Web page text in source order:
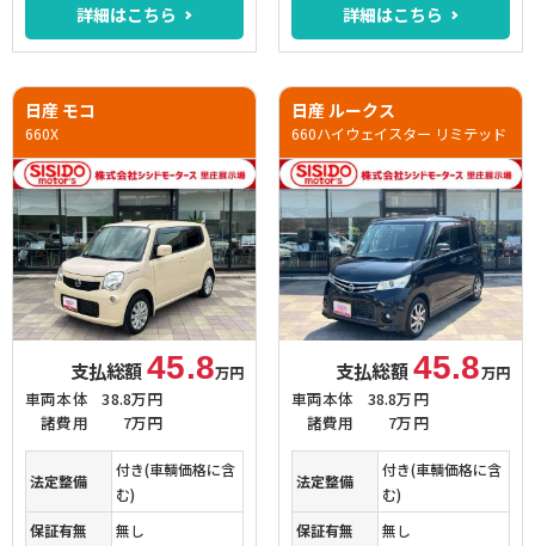
詳細はこちら 詳細はこちら
日産 モコ
660X
支払総額45.8万円
車両本体
38.8万円
諸費用
7万円
法定整備
付き(車輌価格に含
む)
保証有無
無し
日産 ルークス
660ハイウェイスター リミテッド
支払総額45.8万円
車両本体
38.8万円
諸費用
7万円
法定整備
付き(車輌価格に含
む)
保証有無
無し